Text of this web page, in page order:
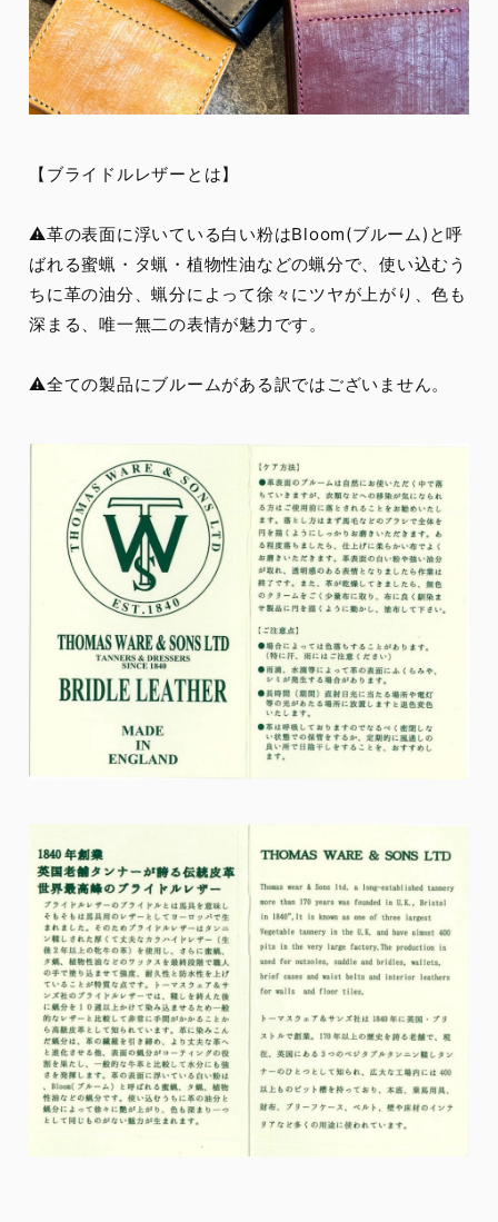
【ブライドルレザーとは】
⚠️革の表面に浮いている白い粉はBloom(ブルーム)と呼
ばれる蜜蝋・タ蝋・植物性油などの蝋分で、使い込むう
ちに革の油分、蝋分によって徐々にツヤが上がり、色も
深まる、唯一無二の表情が魅力です。
⚠️全ての製品にブルームがある訳ではございません。